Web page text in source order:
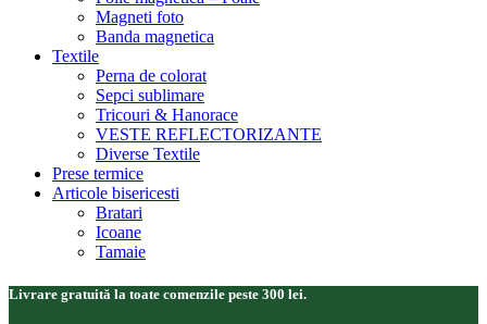
Magneti foto
Banda magnetica
Textile
Perna de colorat
Sepci sublimare
Tricouri & Hanorace
VESTE REFLECTORIZANTE
Diverse Textile
Prese termice
Articole bisericesti
Bratari
Icoane
Tamaie
Livrare gratuită la toate comenzile peste 300 lei.